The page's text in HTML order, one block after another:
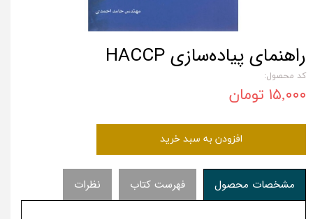
راهنمای پیاده‌سازی HACCP
کد محصول:
۱۵,۰۰۰ تومان
افزودن به سبد خرید
مشخصات محصول فهرست کتاب نظرات